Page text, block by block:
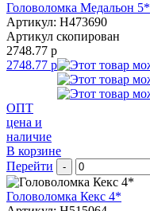
Головоломка Медальон 5*
Артикул: H473690
Артикул скопирован
2748.77 р
2748.77 р
ОПТ
цена и
наличие
В корзине
Перейти
-
Головоломка Кекс 4*